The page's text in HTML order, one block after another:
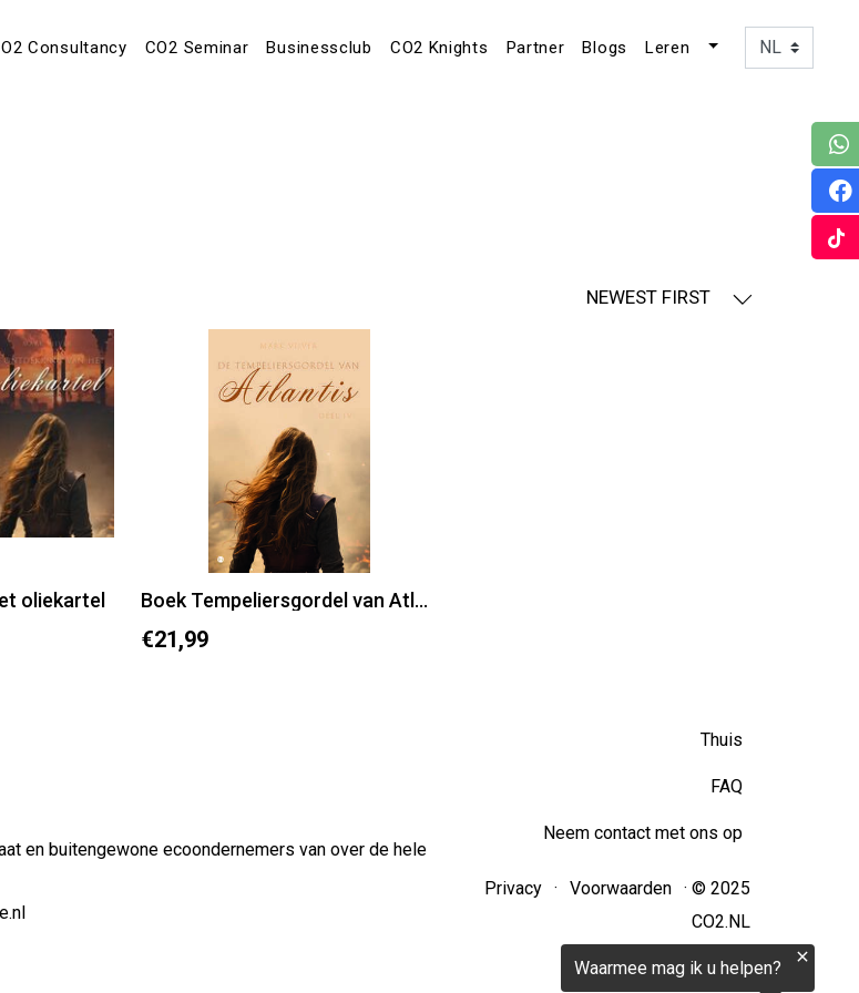
Consultancy CO2 Seminar Businessclub CO2 Knights Partner Blogs Leren
NEWEST FIRST
oliekartel Boek Tempeliersgordel van Atlantis
€21,99
en buitengewone ecoondernemers van over de hele
Thuis
FAQ
Neem contact met ons op
Privacy · Voorwaarden
· © 2025
CO2.NL